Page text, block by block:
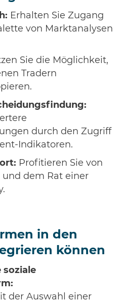
Erhalten Sie Zugang
von Marktanalysen
Sie die Möglichkeit,
Tradern
durch den Zugriff
Indikatoren.
Profitieren Sie von
dem Rat einer
in den
können
soziale
der Auswahl einer